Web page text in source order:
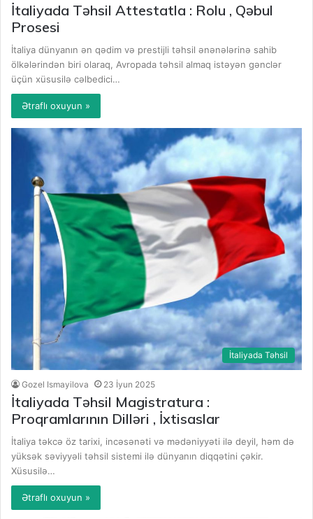
İtaliyada Təhsil Attestatla : Rolu , Qəbul
Prosesi
İtaliya dünyanın ən qədim və prestijli təhsil ənənələrinə sahib
ölkələrindən biri olaraq, Avropada təhsil almaq istəyən gənclər
üçün xüsusilə cəlbedici…
Ətraflı oxuyun »
İtaliyada Təhsil
Gozel Ismayilova 23 İyun 2025
İtaliyada Təhsil Magistratura :
Proqramlarının Dilləri , İxtisaslar
İtaliya təkcə öz tarixi, incəsənəti və mədəniyyəti ilə deyil, həm də
yüksək səviyyəli təhsil sistemi ilə dünyanın diqqətini çəkir.
Xüsusilə…
Ətraflı oxuyun »